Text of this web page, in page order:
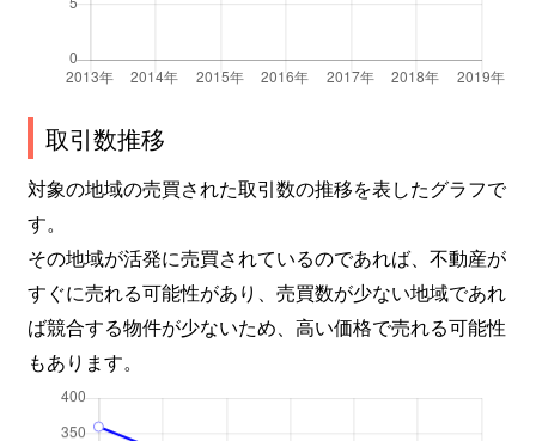
淀木津町
淀木津町
650万円
淀
淀際目町
淀美豆町
1,500万円
淀
淀美豆町
板橋学区
4,700万円
丹波橋
板橋学区
板橋学区
取引数推移
対象の地域の売買された取引数の推移を表したグラフで
す。
その地域が活発に売買されているのであれば、不動産が
すぐに売れる可能性があり、売買数が少ない地域であれ
ば競合する物件が少ないため、高い価格で売れる可能性
もあります。